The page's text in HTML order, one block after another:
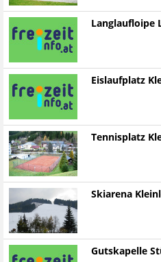
Langlaufloipe
Eislaufplatz
Tennisplatz
Skiarena
Gutskapelle